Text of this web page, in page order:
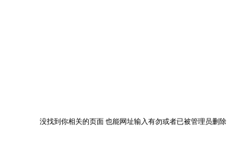
没找到你相关的页面 也能网址输入有勿或者已被管理员删除